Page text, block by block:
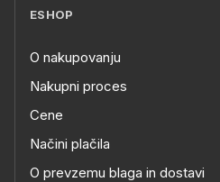
ESHOP
O nakupovanju
Nakupni proces
Cene
Načini plačila
O prevzemu blaga in dostavi